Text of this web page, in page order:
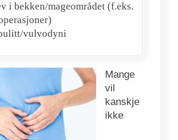
i bekken/mageområdet (f.eks.
vulvodyni
Mange
vil
kanskje
ikke